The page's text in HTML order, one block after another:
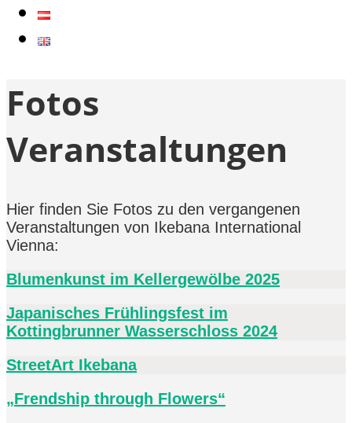
Fotos
Veranstaltungen
Hier finden Sie Fotos zu den vergangenen
Veranstaltungen von Ikebana International
Vienna:
Blumenkunst im Kellergewölbe 2025
Japanisches Frühlingsfest im
Kottingbrunner Wasserschloss 2024
StreetArt Ikebana
„Frendship through Flowers“